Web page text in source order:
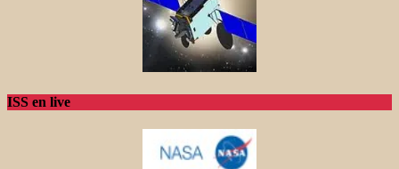
ISS en live